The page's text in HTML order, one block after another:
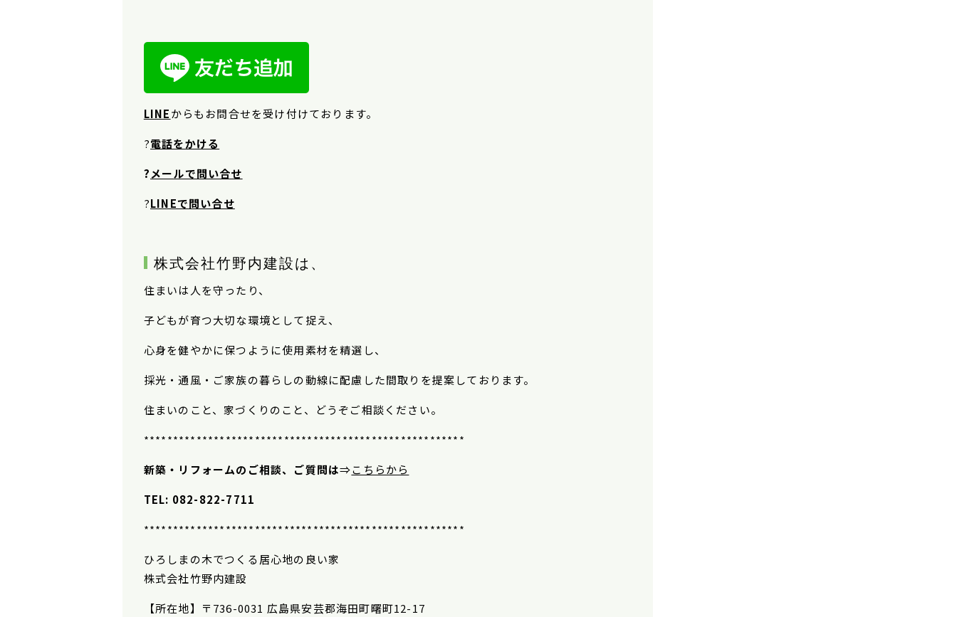
LINEからもお問合せを受け付けております。
?電話をかける
?メールで問い合せ
?LINEで問い合せ
株式会社竹野内建設は、
住まいは人を守ったり、
子どもが育つ大切な環境として捉え、
心身を健やかに保つように使用素材を精選し、
採光・通風・ご家族の暮らしの動線に配慮した間取りを提案しております。
住まいのこと、家づくりのこと、どうぞご相談ください。
*******************************************************
新築・リフォームのご相談、ご質問は⇒こちらから
TEL: 082-822-7711
*******************************************************
ひろしまの木でつくる居心地の良い家
株式会社竹野内建設
【所在地】
〒736-0031 広島県安芸郡海田町曙町12-17